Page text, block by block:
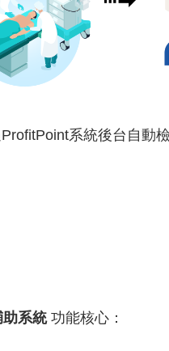
系統後台自動
系統功能核心：